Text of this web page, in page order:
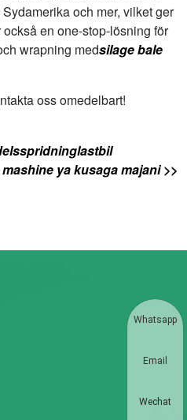
och mer, vilket ger
en one-stop-lösning för
wrapning medsilage bale
oss omedelbart!
ya kusaga majani >>
Whatsapp
Email
Wechat